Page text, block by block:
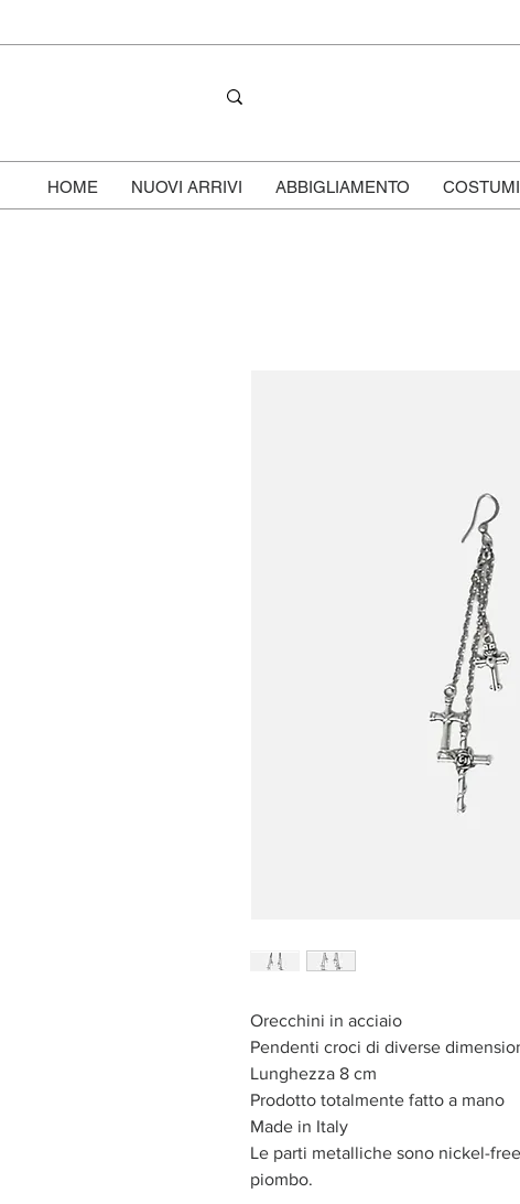
HOME NUOVI ARRIVI ABBIGLIAMENTO COSTUMI
Orecchini in acciaio
Pendenti croci di diverse
Lunghezza 8 cm
Prodotto totalmente fatto a mano
Made in Italy
Le parti metalliche sono nickel-
piombo.